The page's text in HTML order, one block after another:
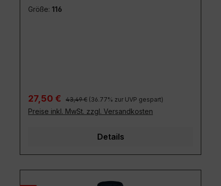
Größe: 116
Verkaufspreis:
27,50 € Regulärer Preis:
43,49 € (36.77% zur UVP gespart)
Preise inkl. MwSt. zzgl. Versandkosten
Details